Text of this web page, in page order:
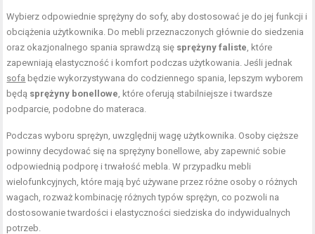
Wybierz odpowiednie sprężyny do sofy, aby dostosować je do jej funkcji i
obciążenia użytkownika. Do mebli przeznaczonych głównie do siedzenia
oraz okazjonalnego spania sprawdzą się sprężyny faliste , które
zapewniają elastyczność i komfort podczas użytkowania. Jeśli jednak
sofa będzie wykorzystywana do codziennego spania, lepszym wyborem
będą sprężyny bonellowe , które oferują stabilniejsze i twardsze
podparcie, podobne do materaca.
Podczas wyboru sprężyn, uwzględnij wagę użytkownika. Osoby cięższe
powinny decydować się na sprężyny bonellowe, aby zapewnić sobie
odpowiednią podporę i trwałość mebla. W przypadku mebli
wielofunkcyjnych, które mają być używane przez różne osoby o różnych
wagach, rozważ kombinację różnych typów sprężyn, co pozwoli na
dostosowanie twardości i elastyczności siedziska do indywidualnych
potrzeb.